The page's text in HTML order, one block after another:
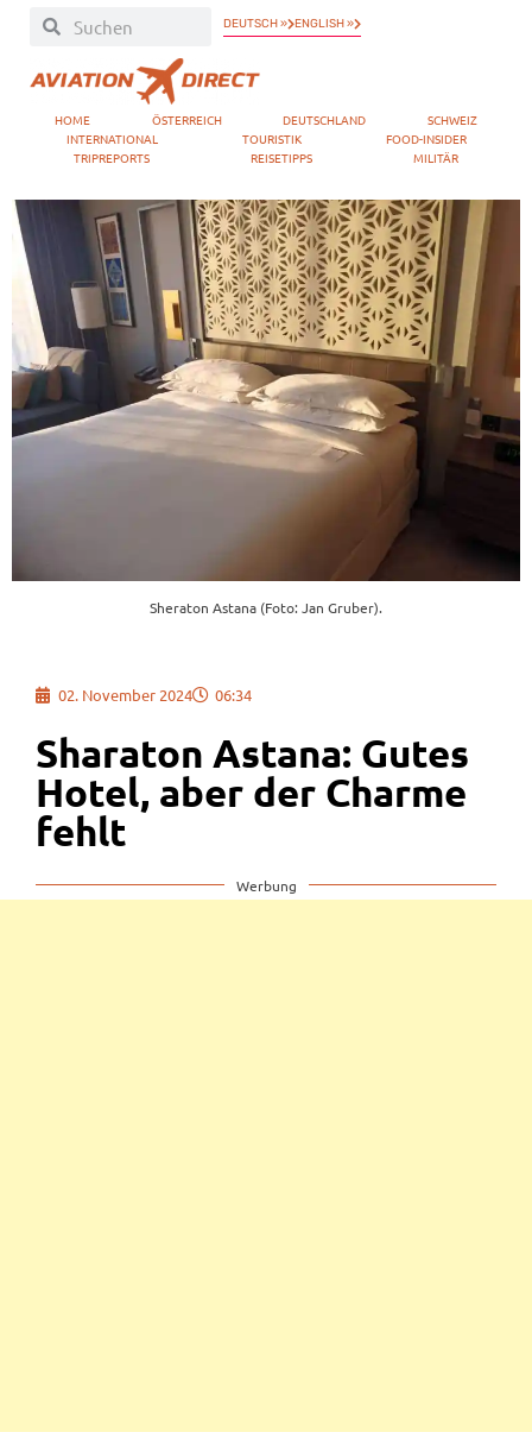
DEUTSCH » ENGLISH »
HOME ÖSTERREICH DEUTSCHLAND
SCHWEIZ
INTERNATIONAL
TOURISTIK
FOOD-INSIDER
TRIPREPORTS
REISETIPPS MILITÄR
Sheraton Astana (Foto: Jan Gruber).
02. November 2024 06:34
Sharaton Astana: Gutes
Hotel, aber der Charme
fehlt
Werbung